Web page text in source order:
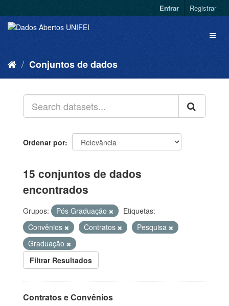
Entrar Registrar
Conjuntos de dados
Ordenar por
15 conjuntos de dados
encontrados
Grupos: Pós Graduação
Etiquetas:
Convênios
Contratos
Pesquisa
Graduação
Filtrar Resultados
Contratos e Convênios